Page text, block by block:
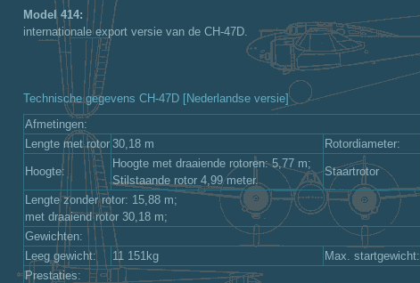
Model 414:
internationale export versie van de CH-47D.
Technische gegevens CH-47D [Nederlandse versie]
Afmetingen:
Lengte met rotor 30,18 m Rotordiameter:
Hoogte:
Hoogte met draaiende rotoren: 5,77 m;
Stilstaande rotor 4,99 meter.
Staartrotor
Lengte zonder rotor: 15,88 m;
met draaiend rotor 30,18 m;
Gewichten:
Leeg gewicht:
11 151kg Max. startgewicht:
Prestaties: